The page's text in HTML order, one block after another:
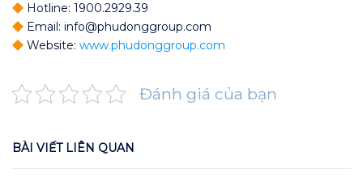
Hotline: 1900.2929.39
Email: info@phudonggroup.com
Website: www.phudonggroup.com
Đánh giá của bạn
BÀI VIẾT LIÊN QUAN